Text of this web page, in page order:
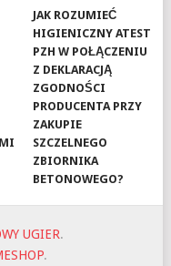
JAK ROZUMIEĆ
HIGIENICZNY ATEST
PZH W POŁĄCZENIU
Z DEKLARACJĄ
ZGODNOŚCI
PRODUCENTA PRZY
ZAKUPIE
SZCZELNEGO
ZBIORNIKA
BETONOWEGO?
UGIER.
.